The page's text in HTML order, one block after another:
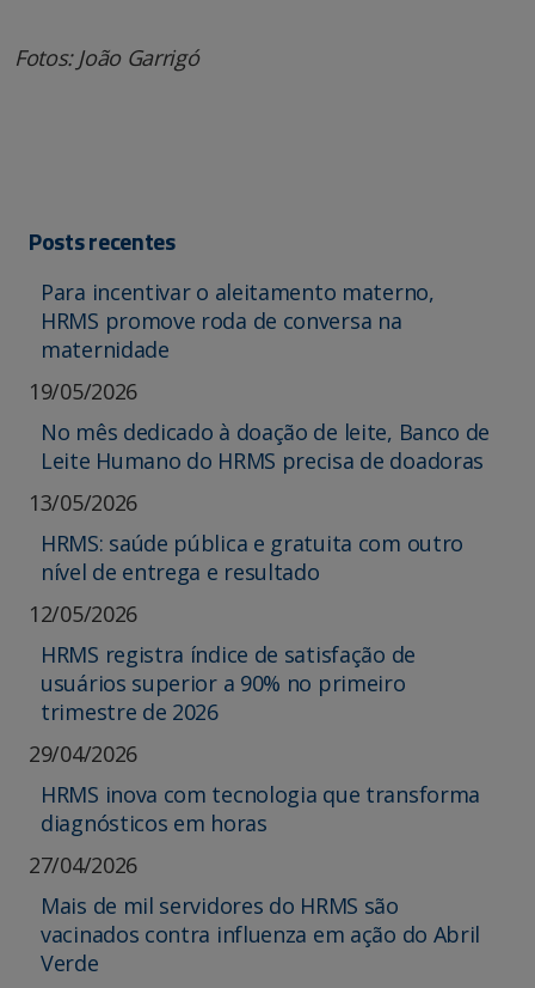
Fotos: João Garrigó
Posts recentes
Para incentivar o aleitamento materno,
HRMS promove roda de conversa na
maternidade
19/05/2026
No mês dedicado à doação de leite, Banco de
Leite Humano do HRMS precisa de doadoras
13/05/2026
HRMS: saúde pública e gratuita com outro
nível de entrega e resultado
12/05/2026
HRMS registra índice de satisfação de
usuários superior a 90% no primeiro
trimestre de 2026
29/04/2026
HRMS inova com tecnologia que transforma
diagnósticos em horas
27/04/2026
Mais de mil servidores do HRMS são
vacinados contra influenza em ação do Abril
Verde